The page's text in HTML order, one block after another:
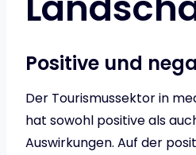
Positive und
Der Tourismussektor in
hat sowohl positive als
Auswirkungen. Auf der